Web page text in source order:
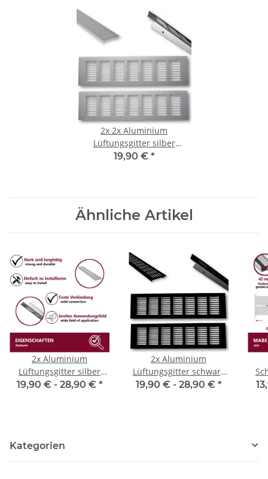
2x 2x Aluminium
Lüftungsgitter silber
20x8x1.2 cm für ideale
19,90 € *
Ähnliche Artikel
2x Aluminium
Lüftungsgitter silber
verschiedene Größen
Wohnzimmer,
Abluftgitter
19,90 € - 28,90 € *
2x Aluminium
Lüftungsgitter schwarz
verschiedene Größen
Abluftgitter
19,90 € - 28,90 € *
Kategorien